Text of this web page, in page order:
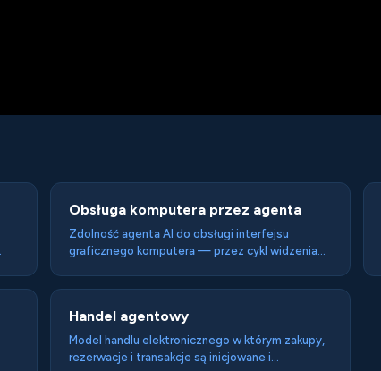
Obsługa komputera przez agenta
Zdolność agenta AI do obsługi interfejsu
graficznego komputera — przez cykl widzenia
strukturalnych. Najbardziej elastyczny ale też
najmniej niezawodny sposób dostępu agenta do
systemów.
Handel agentowy
Model handlu elektronicznego w którym zakupy,
rezerwacje i transakcje są inicjowane i